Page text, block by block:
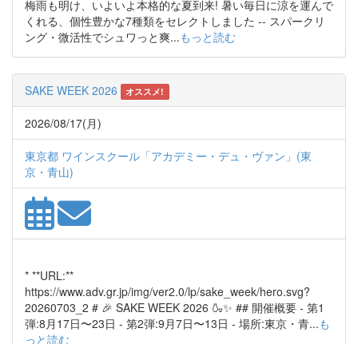
梅雨も明け、いよいよ本格的な夏到来! 暑い毎日に涼を運んで
くれる、個性豊かな7種類をセレクトしました -- スパークリ
ング・微活性でシュワっと爽...もっと読む
SAKE WEEK 2026 オススメ!
2026/08/17(月)
東京都 ワインスクール「アカデミー・デュ・ヴァン」(東
京・青山)
* **URL:**
https://www.adv.gr.jp/img/ver2.0/lp/sake_week/hero.svg?
20260703_2 # 🎉 SAKE WEEK 2026 🍶✨ ## 開催概要 - 第1
弾:8月17日〜23日 - 第2弾:9月7日〜13日 - 場所:東京・青...も
っと読む